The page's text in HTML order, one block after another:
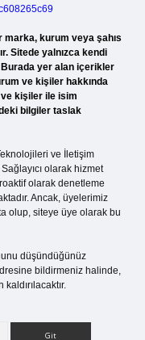
kurum veya şahıs
Sitede yalnızca kendi
Burada yer alan içerikler
ve kişiler hakkında
ve kişiler ile isim
bilgiler taslak
ve İletişim
olarak hizmet
olarak denetleme
Ancak, üyelerimiz
olup, siteye üye olarak bu
düşündüğünüz
bildirmeniz halinde,